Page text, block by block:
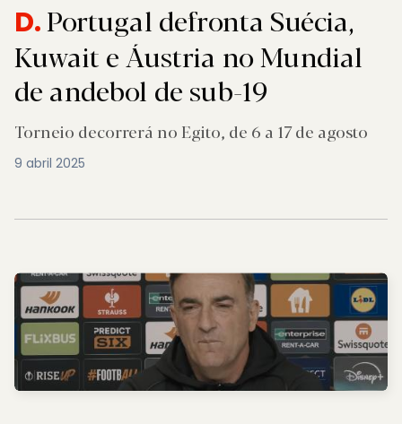
D.Portugal defronta Suécia,
Kuwait e Áustria no Mundial
de andebol de sub-19
Torneio decorrerá no Egito, de 6 a 17 de agosto
9 abril 2025